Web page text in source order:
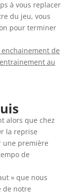
à vous replacer
du jeu, vous
pour terminer
de
au
alors que chez
la reprise
une première
de
» que nous
de notre